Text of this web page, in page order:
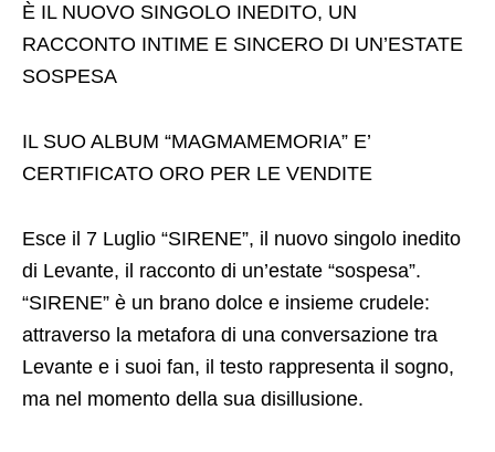
È IL NUOVO SINGOLO INEDITO, UN
RACCONTO INTIME E SINCERO DI UN’ESTATE
SOSPESA
IL SUO ALBUM “MAGMAMEMORIA” E’
CERTIFICATO ORO PER LE VENDITE
Esce il 7 Luglio “SIRENE”, il nuovo singolo inedito
di Levante, il racconto di un’estate “sospesa”.
“SIRENE” è un brano dolce e insieme crudele:
attraverso la metafora di una conversazione tra
Levante e i suoi fan, il testo rappresenta il sogno,
ma nel momento della sua disillusione.